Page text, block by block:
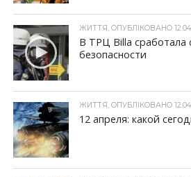
ЖИТТЯ, ОПУБЛІКОВАНО
В ТРЦ Billa сработала
безопасности
ЖИТТЯ, ОПУБЛІКОВАНО
12 апреля: какой